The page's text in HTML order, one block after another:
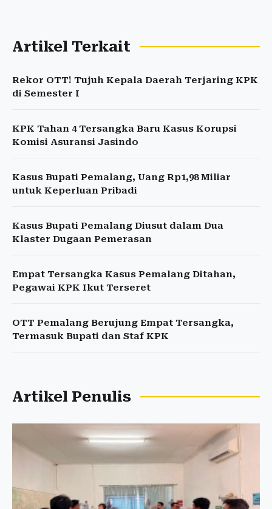
Artikel Terkait
Rekor OTT! Tujuh Kepala Daerah Terjaring KPK
di Semester I
KPK Tahan 4 Tersangka Baru Kasus Korupsi
Komisi Asuransi Jasindo
Kasus Bupati Pemalang, Uang Rp1,98 Miliar
untuk Keperluan Pribadi
Kasus Bupati Pemalang Diusut dalam Dua
Klaster Dugaan Pemerasan
Empat Tersangka Kasus Pemalang Ditahan,
Pegawai KPK Ikut Terseret
OTT Pemalang Berujung Empat Tersangka,
Termasuk Bupati dan Staf KPK
Artikel Penulis